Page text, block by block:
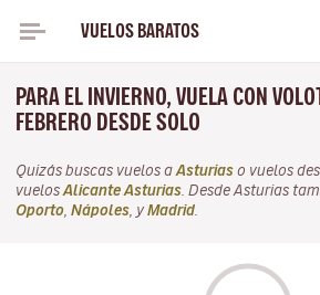
VUELOS BARATOS
PARA EL INVIERNO, VUELA CON
FEBRERO DESDE SOLO
Quizás buscas vuelos a Asturias o vuelos
vuelos Alicante Asturias . Desde Asturias
Oporto Nápoles , y Madrid